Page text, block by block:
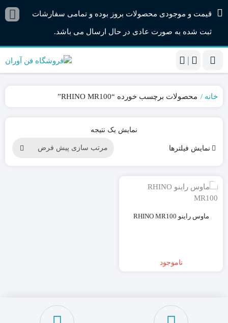
قیمت و موجودی محصولات بروز بوده و تمامی سفارشات
ثبت شده به صورت عادی در حال ارسال می باشد.
|
خانه محصولات برچسب خورده “RHINO MR100”
نمایش یک نتیجه
نمایش فیلترها
ماوس راینو RHINO MR100
ناموجود